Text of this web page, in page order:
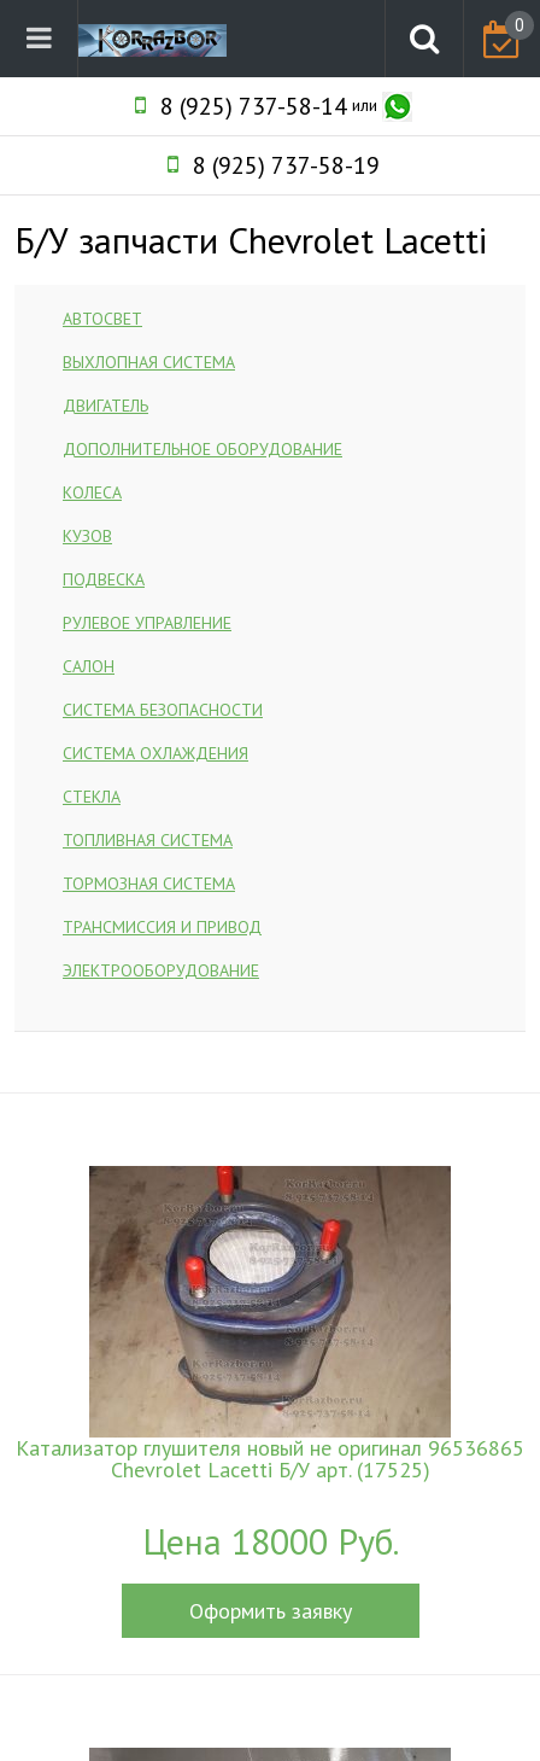
0
8 (925) 737-58-14или
8 (925) 737-58-19
Б/У запчасти Chevrolet Lacetti
АВТОСВЕТ
ВЫХЛОПНАЯ СИСТЕМА
ДВИГАТЕЛЬ
ДОПОЛНИТЕЛЬНОЕ ОБОРУДОВАНИЕ
КОЛЕСА
КУЗОВ
ПОДВЕСКА
РУЛЕВОЕ УПРАВЛЕНИЕ
САЛОН
СИСТЕМА БЕЗОПАСНОСТИ
СИСТЕМА ОХЛАЖДЕНИЯ
СТЕКЛА
ТОПЛИВНАЯ СИСТЕМА
ТОРМОЗНАЯ СИСТЕМА
ТРАНСМИССИЯ И ПРИВОД
ЭЛЕКТРООБОРУДОВАНИЕ
Катализатор глушителя новый не оригинал 96536865
Chevrolet Lacetti Б/У арт. (17525)
Цена 18000 Руб.
Оформить заявку